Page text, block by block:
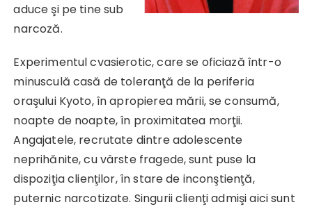
aduce şi pe tine sub
narcoză.
Experimentul cvasierotic, care se oficiază într-o
minusculă casă de toleranţă de la periferia
oraşului Kyoto, în apropierea mării, se consumă,
noapte de noapte, în proximitatea morţii.
Angajatele, recrutate dintre adolescente
neprihănite, cu vârste fragede, sunt puse la
dispoziţia clienţilor, în stare de inconştienţă,
puternic narcotizate. Singurii clienţi admişi aici sunt